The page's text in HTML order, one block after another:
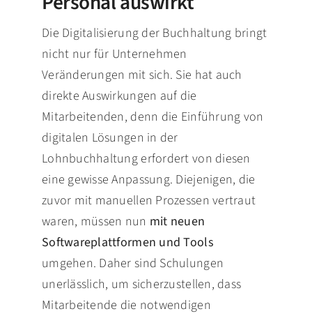
Die Digitalisierung der Buchhaltung bringt
nicht nur für Unternehmen
Veränderungen mit sich. Sie hat auch
direkte Auswirkungen auf die
Mitarbeitenden, denn die Einführung von
digitalen Lösungen in der
Lohnbuchhaltung erfordert von diesen
eine gewisse Anpassung. Diejenigen, die
zuvor mit manuellen Prozessen vertraut
waren, müssen nun mit neuen
Softwareplattformen und Tools
umgehen. Daher sind Schulungen
unerlässlich, um sicherzustellen, dass
Mitarbeitende die notwendigen